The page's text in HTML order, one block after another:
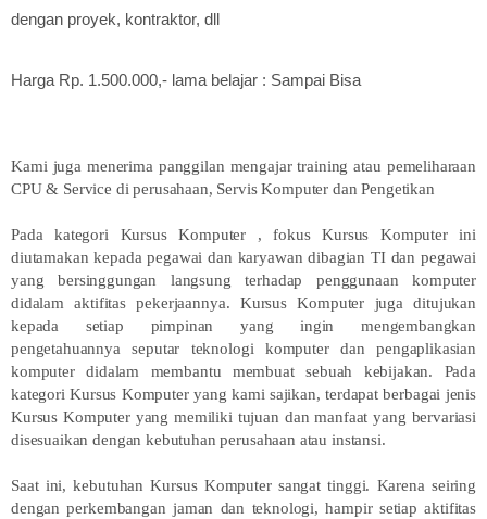
dengan proyek, kontraktor, dll
Harga Rp. 1.500.000,- lama belajar : Sampai Bisa
Kami juga menerima panggilan mengajar training atau pemeliharaan
CPU & Service di perusahaan, Servis Komputer dan Pengetikan
Pada kategori Kursus Komputer , fokus Kursus Komputer ini
diutamakan kepada pegawai dan karyawan dibagian TI dan pegawai
yang bersinggungan langsung terhadap penggunaan komputer
didalam aktifitas pekerjaannya. Kursus Komputer juga ditujukan
kepada setiap pimpinan yang ingin mengembangkan
pengetahuannya seputar teknologi komputer dan pengaplikasian
komputer didalam membantu membuat sebuah kebijakan. Pada
kategori Kursus Komputer yang kami sajikan, terdapat berbagai jenis
Kursus Komputer yang memiliki tujuan dan manfaat yang bervariasi
disesuaikan dengan kebutuhan perusahaan atau instansi.
Saat ini, kebutuhan Kursus Komputer sangat tinggi. Karena seiring
dengan perkembangan jaman dan teknologi, hampir setiap aktifitas